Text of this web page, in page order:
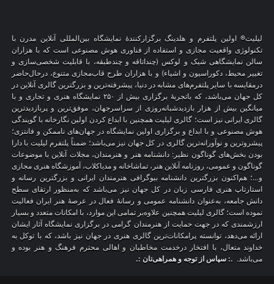
لیلیت® اولین پلتفرم و هلدینگ برگزارکنندهٔ نمایشگاه بین‌المللی آنلاین مدرن با
تکنولوژی واقعیت مجازی و استفاده از فناوری هوش مصنوعی است که با هزاران
سالن نمایشگاهی شیک و لوکس (چنداتاقه و چندطبقه، با قابلیت شخصی‌سازی و
تغییر محیط، دکوراسیون و اشیاء) و با هزاران طرح قاب‌مجازی متنوع، درحال‌حاضر
درمقایسه با سایر پلتفرم‌های مشابه در دنیا، پیشرفته‌ترین و بزرگترین گالری آنلاین در
کل جهان می‌باشد، که باتجربهٔ برگزاری بیش از ۲۵۰ نمایشگاه هنری و تجاری و با
میانگین بیش از هزار بازدیدشبانه‌روزی از سراسرجهان، موفق‌ترین و پربازدیدترین
گالری ایرانی نیز است؛ گالری لیلیت همچنین با ابداع کردن اولین نگارخانه با گویندگی
هوش مصنوعی و با ابداع و برگزاری اولین نمایشگاه در جهان‌های ناممکن و فانتزی؛
پیشروترین و نوآورانه‌ترین گالری در کل جهان نیز می‌باشد؛ ضمناً پلتفرم لیلیت با دارا
بودن بخش‌های گوناگون نظیر: دانشنامه هنر و هنرمندان، مجلات آنلاین با موضوعات
گوناگون و عمومی، روزنامه آنلاین هنر، تماشاخانه و مدیاکلاب، آموزشگاه هنری مجازی
و…؛ هم‌اکنون بزرگترین دانشنامه بیوگرافی هنرمندان ایرانی و بزرگترین رسانه و
استارتاپ هنری فارسی زبان در کل جهان نیز می‌باشد که به‌منظور ارتقای سطح
دانش جامعه، به‌عنوان دانشنامه عمومی و رسانهٔ فعال در عرصهٔ هنر ایران فعالیت
نموده است؛ گالری لیلیت همچنین علاوه‌بر تمامی این موارد، با امکانات متعدد و بسیار
ارزشمندی که در جهت حمایت از هنرمندان گرامی در برگزاری نمایشگاه آثار ایشان
ارائه می‌دهد، توانسته پرامکانات‌ترین گالری هنری در جهان نیز باشد، که با توکل به
خداوند متعال، با افتخار درخدمت مخاطبان و اهالی محترم فرهنگ و هنر بوده و
می‌باشد. .: سپاس از توجه و همراهی‌تان :.